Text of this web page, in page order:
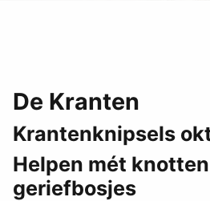
De Kranten
Krantenknipsels
Helpen mét
geriefbosjes